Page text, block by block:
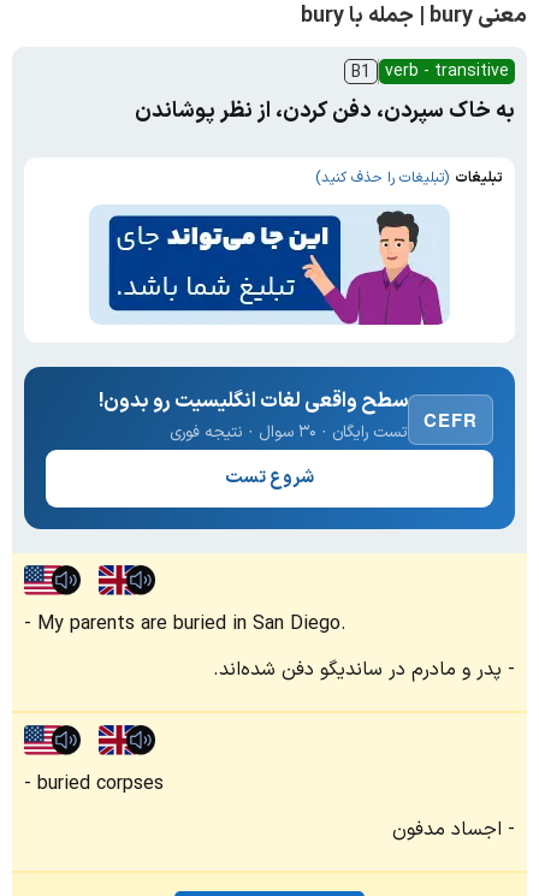
معنی bury | جمله با bury
verb - transitive
B1
به خاک سپردن، دفن کردن، از نظر پوشاندن
تبلیغات (تبلیغات را حذف کنید)
CEFR
سطح واقعی لغات انگلیسیت رو بدون!
تست رایگان · ۳۰ سوال · نتیجه فوری
شروع تست
My parents are buried in San Diego.
پدر و مادرم در ساندیگو دفن شده‌اند.
buried corpses
اجساد مدفون